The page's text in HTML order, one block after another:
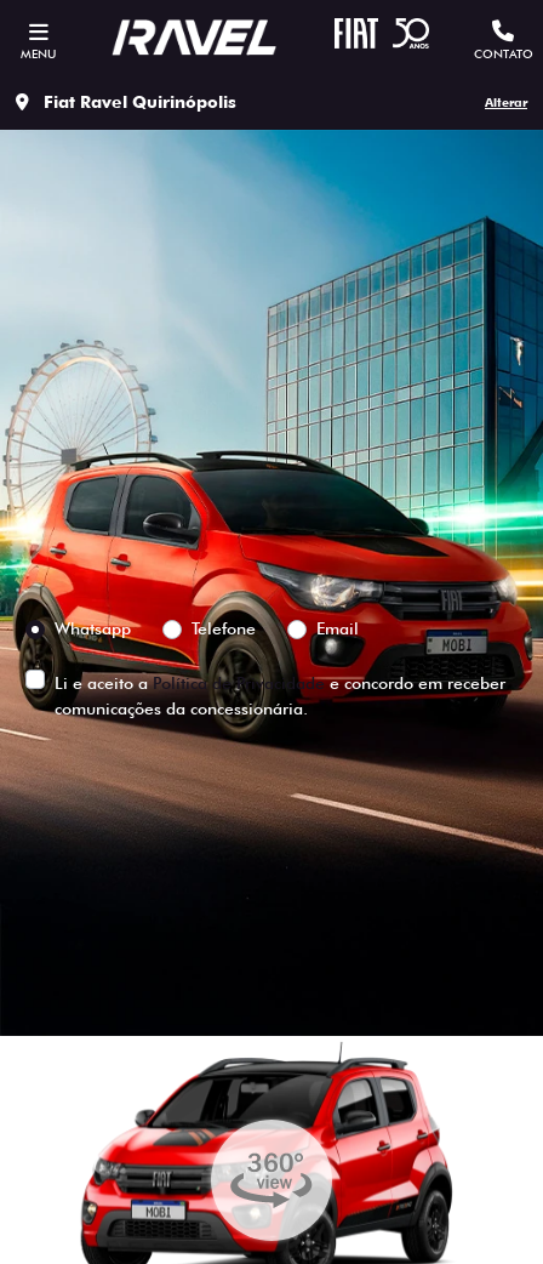
MENU CONTATO
Fiat Ravel Quirinópolis Alterar
ESTOU INTERESSADO
Versão escolhida
Preferência de contato:
Whatsapp
Telefone Email
Li e aceito aPolítica de Privacidadee concordo em receber
comunicações da concessionária.
ENTRAR EM CONTATO